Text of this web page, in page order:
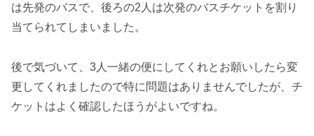
は先発のバスで、後ろの2人は次発のバスチケットを割り
当てられてしまいました。
後で気づいて、3人一緒の便にしてくれとお願いしたら変
更してくれましたので特に問題はありませんでしたが、チ
ケットはよく確認したほうがよいですね。